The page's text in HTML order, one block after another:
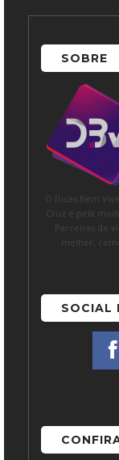
SOBRE
O Dicas Bem
Cruz e pela
Parceiras de
melhor,
SOCIAL